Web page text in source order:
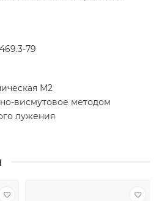
79
М2
висмутовое методом
лужения